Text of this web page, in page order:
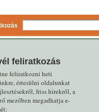
feliratkozás
feliratkozni heti
oldalunkat
friss hírekről, a
mezőben megadhatja e-